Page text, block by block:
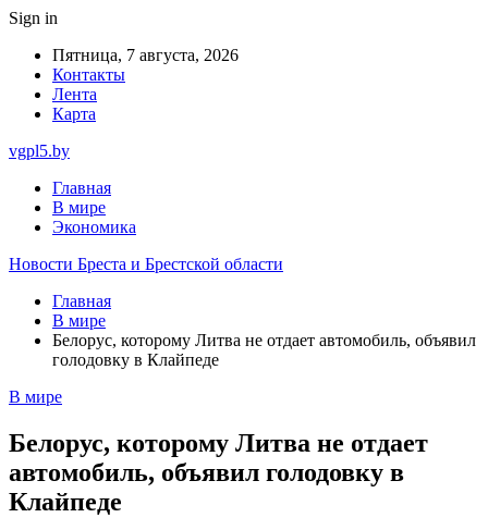
Sign in
Пятница, 7 августа, 2026
Контакты
Лента
Карта
vgpl5.by
Главная
В мире
Экономика
Новости Бреста и Брестской области
Главная
В мире
Белорус, которому Литва не отдает автомобиль, объявил
голодовку в Клайпеде
В мире
Белорус, которому Литва не отдает
автомобиль, объявил голодовку в
Клайпеде